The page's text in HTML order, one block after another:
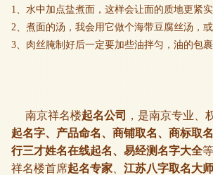
1、水中加点盐煮面，这样会让面的质地更紧
2、煮面的汤，我会用它做个海带豆腐丝汤，或
3、肉丝腌制好后一定要加些油拌匀，油的包
南京祥名楼起名公司 ，是南京专业、
起名字、产品命名、商铺取名、商标取
行三才姓名在线起名、易经测名字大全
祥名楼首席起名专家 江苏八字取名大师